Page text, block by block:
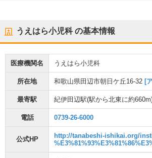
うえはら小児科の基本情報
医療機関名 うえはら小児科
所在地 和歌山県田辺市朝日ケ丘16-32 [
最寄駅 紀伊田辺駅(駅から北東に約660m
電話 0739-26-6000
公式HP
http://tanabeshi-ishikai.org/